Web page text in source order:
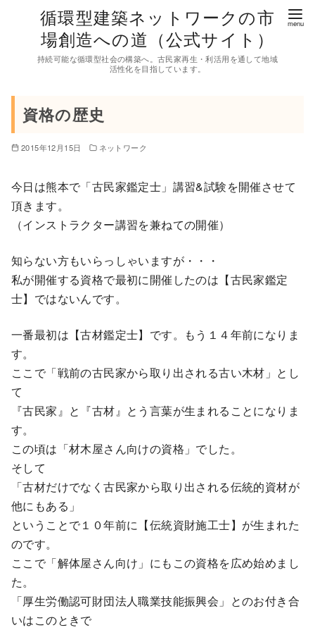
循環型建築ネットワークの市
場創造への道（公式サイト）
持続可能な循環型社会の構築へ。古民家再生・利活用を通して地域
活性化を目指しています。
資格の歴史
2015年12月15日 ネットワーク
今日は熊本で「古民家鑑定士」講習&試験を開催させて
頂きます。
（インストラクター講習を兼ねての開催）
知らない方もいらっしゃいますが・・・
私が開催する資格で最初に開催したのは【古民家鑑定
士】ではないんです。
一番最初は【古材鑑定士】です。もう１４年前になりま
す。
ここで「戦前の古民家から取り出される古い木材」とし
て
『古民家』と『古材』とう言葉が生まれることになりま
す。
この頃は「材木屋さん向けの資格」でした。
そして
「古材だけでなく古民家から取り出される伝統的資材が
他にもある」
ということで１０年前に【伝統資財施工士】が生まれた
のです。
ここで「解体屋さん向け」にもこの資格を広め始めまし
た。
「厚生労働認可財団法人職業技能振興会」とのお付き合
いはこのときで